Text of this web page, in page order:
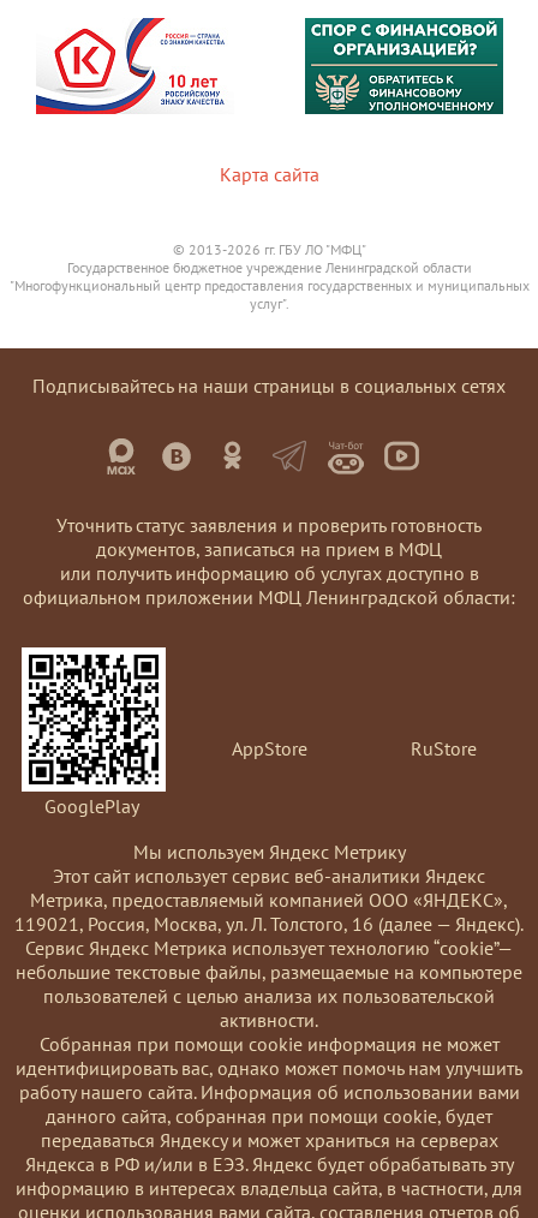
Карта сайта
© 2013-2026 гг. ГБУ ЛО "МФЦ"
Государственное бюджетное учреждение Ленинградской области
"Многофункциональный центр предоставления государственных и муниципальных
услуг".
Подписывайтесь на наши страницы в социальных сетях
Уточнить статус заявления и проверить готовность
документов, записаться на прием в МФЦ
или получить информацию об услугах доступно в
официальном приложении МФЦ Ленинградской области:
GooglePlay
AppStore RuStore
Мы используем Яндекс Метрику
Этот сайт использует сервис веб-аналитики Яндекс
Метрика, предоставляемый компанией ООО «ЯНДЕКС»,
119021, Россия, Москва, ул. Л. Толстого, 16 (далее — Яндекс).
Сервис Яндекс Метрика использует технологию “cookie”—
небольшие текстовые файлы, размещаемые на компьютере
пользователей с целью анализа их пользовательской
активности.
Coбранная при помощи cookie информация не может
идентифицировать вас, однако может помочь нам улучшить
работу нашего сайта. Информация об использовании вами
данного сайта, собранная при помощи cookie, будет
передаваться Яндексу и может храниться на серверах
Яндекса в РФ и/или в ЕЭЗ. Яндекс будет обрабатывать эту
информацию в интересах владельца сайта, в частности, для
оценки использования вами сайта, составления отчетов об